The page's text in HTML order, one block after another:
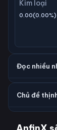
Kim loại
0.00(0.00%)
Đọc nhiều
Chủ đề